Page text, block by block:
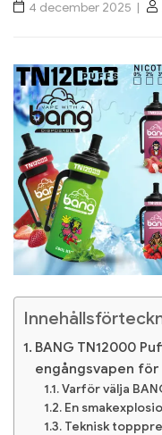
4 december 2025
BANG TN12000
engångsvapen
Varför välja
En
Teknisk